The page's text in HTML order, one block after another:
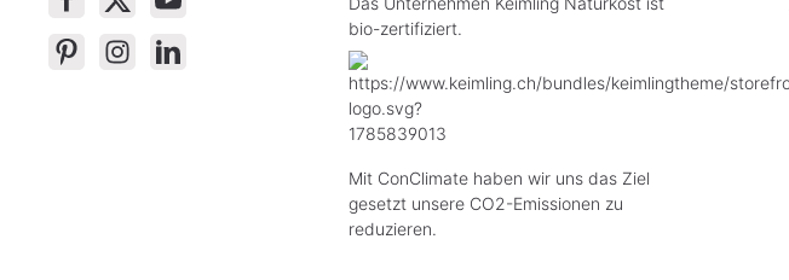
bio-zertifiziert.
Mit ConClimate haben wir uns das Ziel
gesetzt unsere CO2-Emissionen zu
reduzieren.